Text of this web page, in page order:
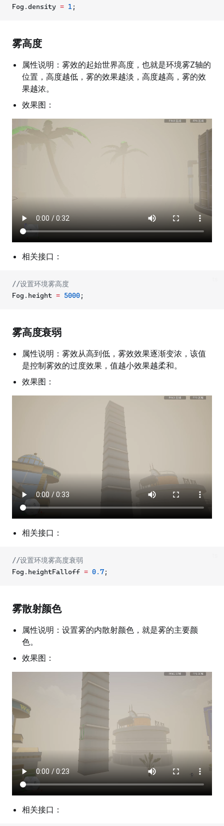
}Fog.density = 1 ;
雾高度
属性说明：雾效的起始世界高度，也就是环境雾Z轴的
位置，高度越低，雾的效果越淡，高度越高，雾的效
果越浓。
效果图：
相关接口：
//设置环境雾高度
Fog.height = 5000;
雾高度衰弱
属性说明：雾效从高到低，雾效效果逐渐变浓，该值
是控制雾效的过度效果，值越小效果越柔和。
效果图：
相关接口：
//设置环境雾高度衰弱
Fog.heightFalloff = 0.7;
雾散射颜色
属性说明：设置雾的内散射颜色，就是雾的主要颜
色。
效果图：
相关接口：